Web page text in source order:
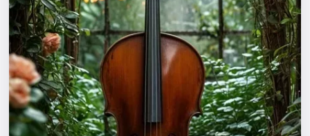
События
Города
Площадки
Артисты